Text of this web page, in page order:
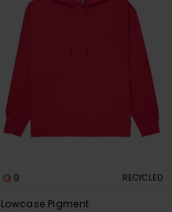
9 RECYCLED
Lowcase Pigment